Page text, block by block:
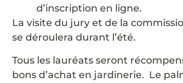
d’inscription en ligne.
La visite du jury et de la
se déroulera durant l’été.
Tous les lauréats seront
bons d’achat en jardinerie. Le